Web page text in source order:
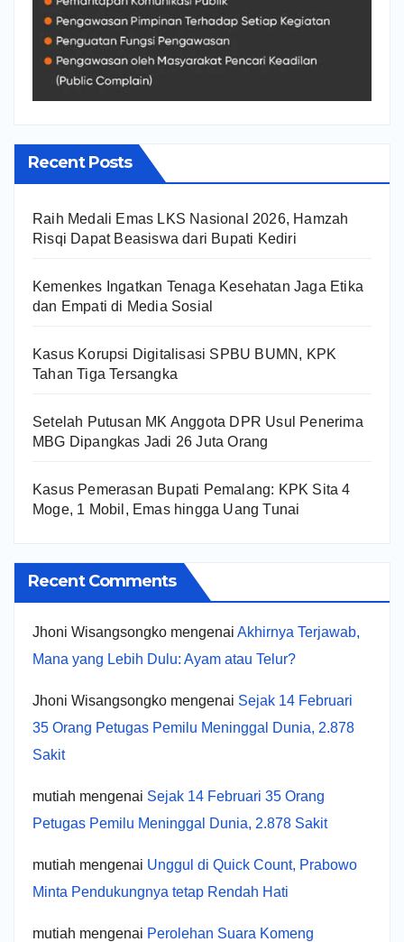
Recent Posts
Raih Medali Emas LKS Nasional 2026, Hamzah
Risqi Dapat Beasiswa dari Bupati Kediri
Kemenkes Ingatkan Tenaga Kesehatan Jaga Etika
dan Empati di Media Sosial
Kasus Korupsi Digitalisasi SPBU BUMN, KPK
Tahan Tiga Tersangka
Setelah Putusan MK Anggota DPR Usul Penerima
MBG Dipangkas Jadi 26 Juta Orang
Kasus Pemerasan Bupati Pemalang: KPK Sita 4
Moge, 1 Mobil, Emas hingga Uang Tunai
Recent Comments
Jhoni Wisangsongko mengenai Akhirnya Terjawab,
Mana yang Lebih Dulu: Ayam atau Telur?
Jhoni Wisangsongko mengenai Sejak 14 Februari
35 Orang Petugas Pemilu Meninggal Dunia, 2.878
Sakit
mutiah mengenai Sejak 14 Februari 35 Orang
Petugas Pemilu Meninggal Dunia, 2.878 Sakit
mutiah mengenai Unggul di Quick Count, Prabowo
Minta Pendukungnya tetap Rendah Hati
mutiah mengenai Perolehan Suara Komeng